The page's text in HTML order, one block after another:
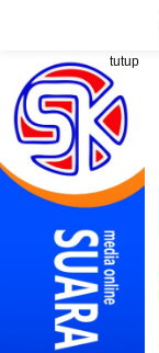
Langsung
konten
tutup